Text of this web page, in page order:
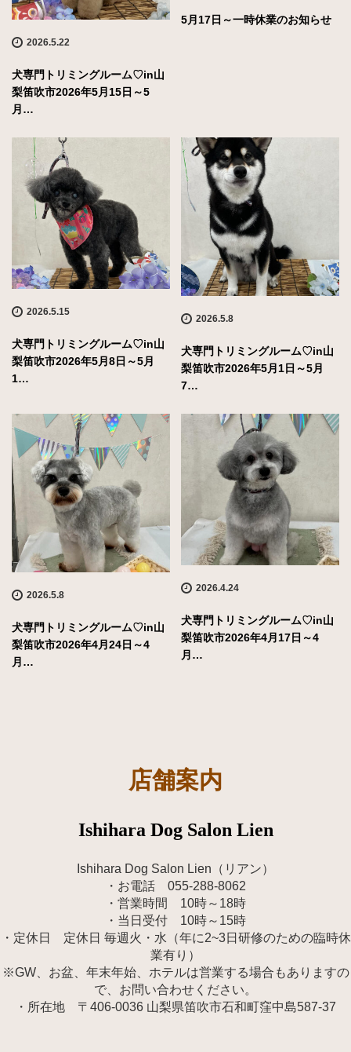
2026.5.22
犬専門トリミングルーム♡in山
梨笛吹市2026年5月15日～5
月…
5月17日～一時休業のお知らせ
2026.5.15
犬専門トリミングルーム♡in山
梨笛吹市2026年5月8日～5月
1…
2026.5.8
犬専門トリミングルーム♡in山
梨笛吹市2026年5月1日～5月
7…
2026.5.8
犬専門トリミングルーム♡in山
梨笛吹市2026年4月24日～4
月…
2026.4.24
犬専門トリミングルーム♡in山
梨笛吹市2026年4月17日～4
月…
店舗案内
Ishihara Dog Salon Lien
Ishihara Dog Salon Lien（リアン）
・お電話 055-288-8062
・営業時間 10時～18時
・当日受付 10時～15時
・定休日 定休日 毎週火・水（年に2~3日研修のための臨時休
業有り）
※GW、お盆、年末年始、ホテルは営業する場合もありますの
で、お問い合わせください。
・所在地 〒406-0036 山梨県笛吹市石和町窪中島587-37